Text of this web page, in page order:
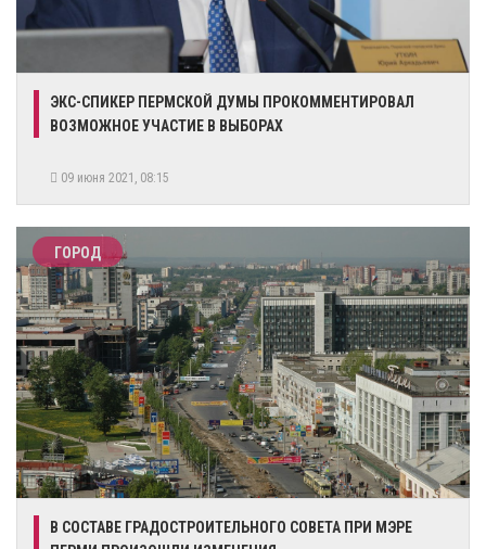
ЭКС-СПИКЕР ПЕРМСКОЙ ДУМЫ ПРОКОММЕНТИРОВАЛ
ВОЗМОЖНОЕ УЧАСТИЕ В ВЫБОРАХ
09 июня 2021, 08:15
ГОРОД
В СОСТАВЕ ГРАДОСТРОИТЕЛЬНОГО СОВЕТА ПРИ МЭРЕ